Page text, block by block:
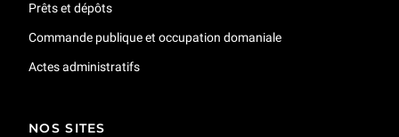
Prêts et dépôts
Commande publique et occupation domaniale
Actes administratifs
NOS SITES